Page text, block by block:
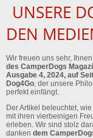
UNSERE
DEN
Wir freuen uns sehr,
des CamperDogs
Ausgabe 4, 2024, auf
Dog4Go, der unsere
perfekt einfängt.
Der Artikel beleuchtet,
mit ihren vierbeinigen
erleben. Wir sind stolz
danken dem